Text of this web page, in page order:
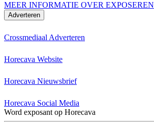
MEER INFORMATIE OVER EXPOSEREN
Adverteren
Crossmediaal Adverteren
Horecava Website
Horecava Nieuwsbrief
Horecava Social Media
Word exposant op Horecava